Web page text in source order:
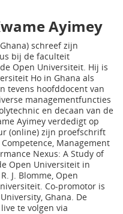
Ayimey
schreef zijn
bij de faculteit
Open Universiteit. Hij is
Ho in Ghana als
tevens hoofddocent van
managementfuncties
en decaan van de
Ayimey verdedigt op
(online) zijn proefschrift
Management
Nexus: A Study of
Open Universiteit in
J. Blomme, Open
Co-promotor is
Ghana. De
te volgen via